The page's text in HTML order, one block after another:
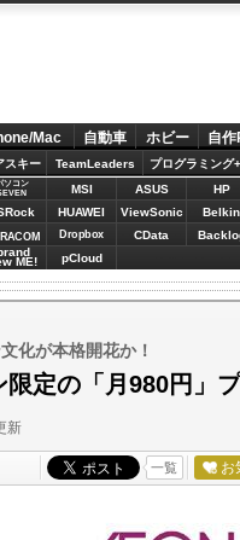
Mac 自動車 ホビー 自作
スキー TeamLeaders プログラミング+
ソコン
MSI ASUS HP
HUAWEI ViewSonic Belkin
Dropbox CData
ME! pCloud
化が本格開花か！
限定の「月980円」
新
一覧 お